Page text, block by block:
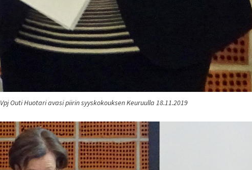
Vpj Outi Huotari avasi piirin syyskokouksen Keuruulla 18.11.2019